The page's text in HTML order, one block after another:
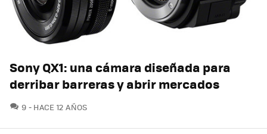
Sony QX1: una cámara diseñada para
derribar barreras y abrir mercados
9 COMENTARIOS
HACE 12 AÑOS